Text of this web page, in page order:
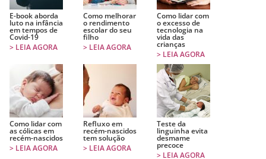
E-book aborda
luto na infância
em tempos de
Covid-19
> LEIA AGORA
Como melhorar
o rendimento
escolar do seu
filho
> LEIA AGORA
Como lidar com
o excesso de
tecnologia na
vida das
crianças
> LEIA AGORA
Como lidar com
as cólicas em
recém-nascidos
> LEIA AGORA
Refluxo em
recém-nascidos
tem solução
> LEIA AGORA
Teste da
linguinha evita
desmame
precoce
> LEIA AGORA